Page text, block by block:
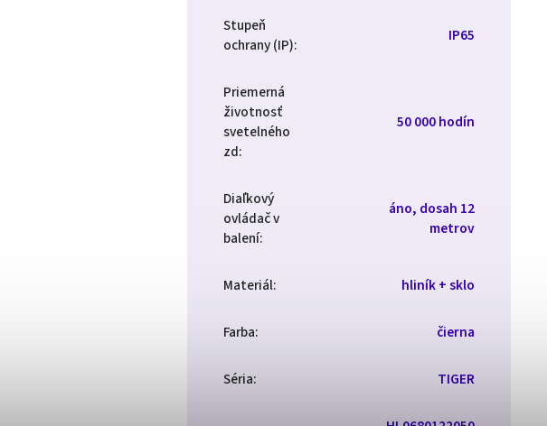
Stupeň
ochrany (IP): IP65
Priemerná
životnosť
svetelného
zd:
50 000 hodín
Diaľkový
ovládač v
balení:
áno, dosah 12
metrov
Materiál: hliník + sklo
Farba: čierna
Séria: TIGER